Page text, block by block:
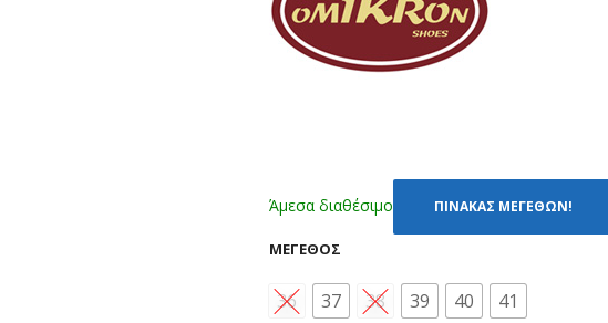
Άμεσα διαθέσιμο ΠΙΝΑΚΑΣ ΜΕΓΕΘΩΝ!
ΜΈΓΕΘΟΣ
36 37 38 39 40 41